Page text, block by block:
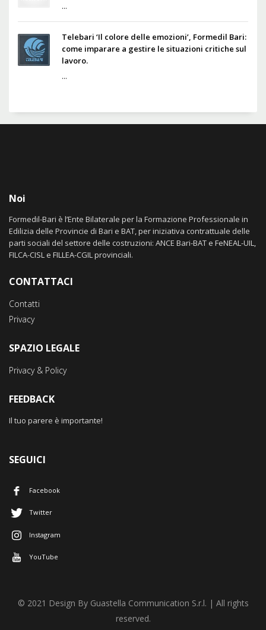
...
Telebari ‘Il colore delle emozioni’, Formedil Bari:
come imparare a gestire le situazioni critiche sul
lavoro.
...
Noi
Formedil-Bari è l’Ente Bilaterale per la Formazione Professionale in
Edilizia delle Provincie di Bari e BAT, per iniziativa contrattuale delle
parti sociali del settore delle costruzioni: ANCE Bari-BAT e FeNEAL-UIL,
FILCA-CISL e FILLEA-CGIL provinciali.
CONTATTACI
Contatti
Privacy
SPAZIO LEGALE
Privacy & Policy
FEEDBACK
Il tuo parere è importante!
SEGUICI
Facebook
Twitter
Instagram
YouTube
© 2021 Design By Guastella Communication S.r.l. | All rights
reserved.